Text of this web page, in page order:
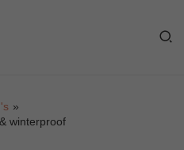
winterproof